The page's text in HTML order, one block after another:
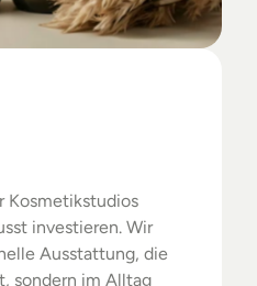
Kosmetikstudios
investieren. Wir
Ausstattung, die
sondern im Alltag